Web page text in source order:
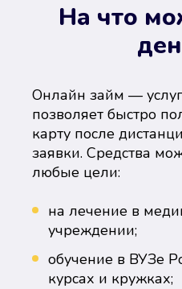
На что
Онлайн займ —
позволяет быстро
карту после
заявки. Средства
любые цели:
на лечение в
учреждении;
обучение в ВУЗе
курсах и кружках;